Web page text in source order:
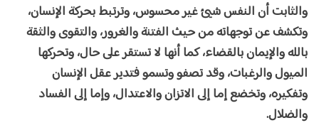
والثابت أن النفس شيئ غير محسوس، وترتبط بحركة الإنسان،
وتكشف عن توجهاته من حيث الفتنة والغرور، والتقوى والثقة
بالله والإيمان بالقضاء، كما أنها لا تستقر على حال، وتحركها
الميول والرغبات، وقد تصفو وتسمو فتدير عقل الإنسان
وتفكيره، وتخضع إما إلى الاتزان والاعتدال، وإما إلى الفساد
والضلال.